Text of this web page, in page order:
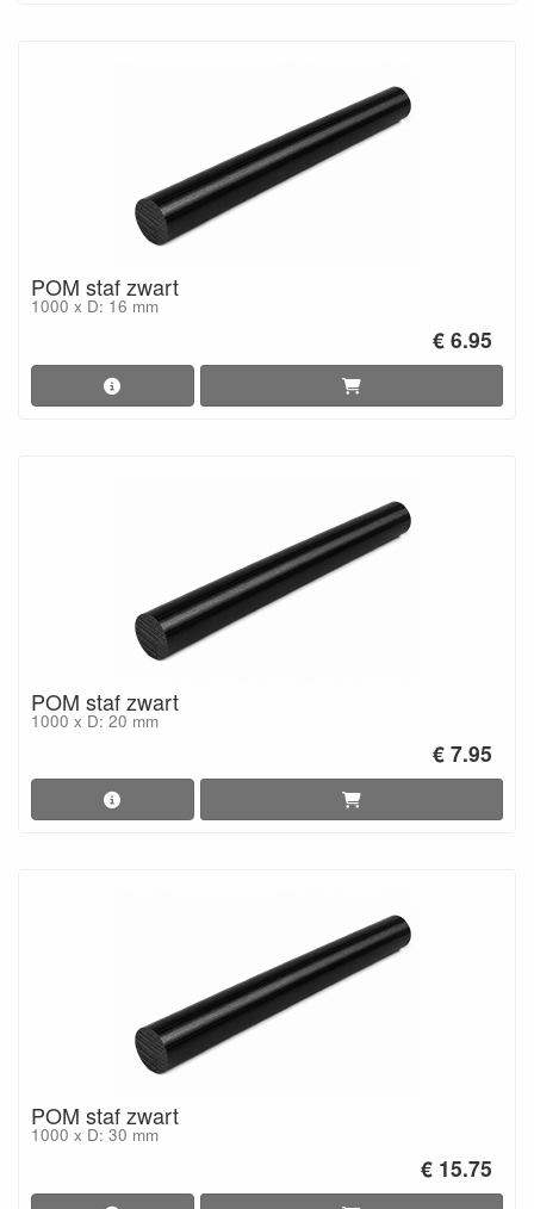
POM staf zwart
1000 x D: 16 mm
€ 6.95
POM staf zwart
1000 x D: 20 mm
€ 7.95
POM staf zwart
1000 x D: 30 mm
€ 15.75